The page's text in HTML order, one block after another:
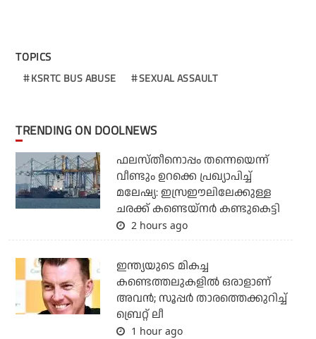
TOPICS
KSRTC BUS ABUSE SEXUAL ASSAULT
TRENDING ON DOOLNEWS
ഫലസ്തീനൊപ്പം തന്നെയെന്ന്
വീണ്ടും ഉറക്കെ പ്രഖ്യാപിച്ച്
മലേഷ്യ: ഇസ്രഈലിലേക്കുള്ള
ചരക്ക് കണ്ടെയ്‌നര്‍ കണ്ടുകെട്ടി
2 hours ago
ഇന്ത്യയുടെ മികച്ച
കണ്ടെത്തലുകളില്‍ ഒരാളാണ്
അവന്‍; സൂപ്പര്‍ താരത്തെക്കുറിച്ച്
ബ്രെറ്റ് ലീ
1 hour ago